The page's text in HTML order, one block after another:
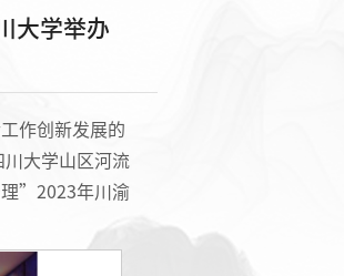
大学举办
作创新发展的
大学山区河流
理”2023年川渝